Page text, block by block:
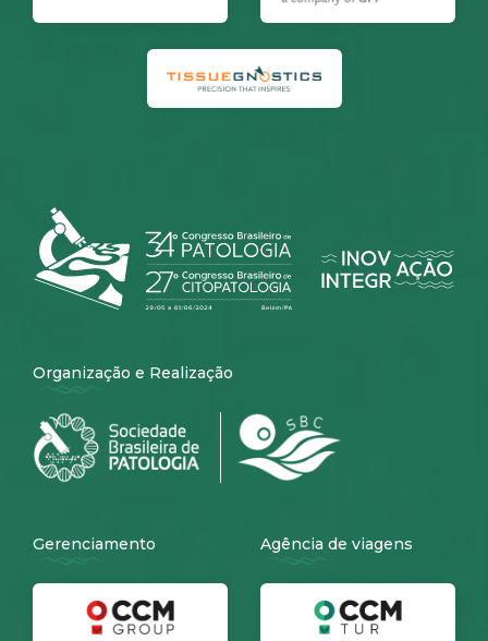
Organização e Realização
Gerenciamento Agência de viagens